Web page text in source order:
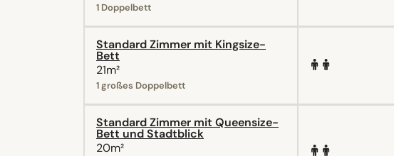
1 Doppelbett
Standard Zimmer mit Kingsize-
Bett
21m²
1 großes Doppelbett
Standard Zimmer mit Queensize-
Bett und Stadtblick
20m²